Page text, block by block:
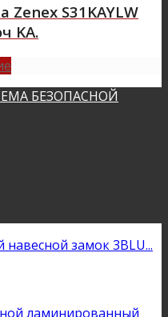
S31KAYLW
KА.
БЕЗОПАСНОЙ
замок 3BLU...
ламинированный